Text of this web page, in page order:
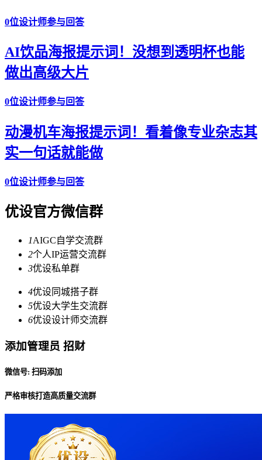
0位设计师参与回答
AI饮品海报提示词！没想到透明杯也能
做出高级大片
0位设计师参与回答
动漫机车海报提示词！看着像专业杂志其
实一句话就能做
0位设计师参与回答
优设官方微信群
1AIGC自学交流群
2个人IP运营交流群
3优设私单群
4优设同城搭子群
5优设大学生交流群
6优设设计师交流群
添加管理员 招财
微信号: 扫码添加
严格审核打造高质量交流群